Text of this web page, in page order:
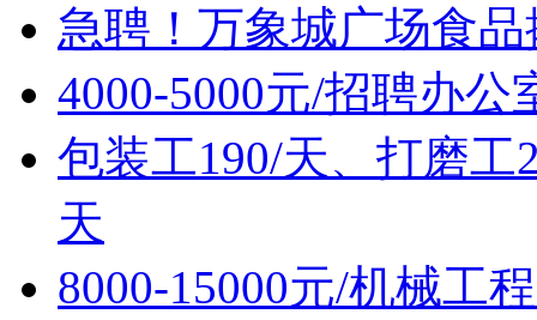
急聘！万象城广场食
4000-5000元/招聘办公
包装工190/天、打磨工
天
8000-15000元/机械工